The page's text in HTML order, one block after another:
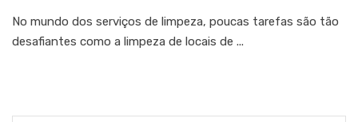
No mundo dos serviços de limpeza, poucas tarefas são tão
desafiantes como a limpeza de locais de ...